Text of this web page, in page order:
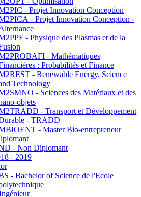
- Projet Innovation Conception
- Projet Innovation Conception -
- Physique des Plasmas et de la
- Mathématiques
: Probabilités et Finance
- Renewable Energy, Science
Technology
- Sciences des Matériaux et des
objets
- Transport et Développement
- TRADD
- Master Bio-entrepreneur
- Non Diplomant
- 2019
- Bachelor of Science de l'Ecole